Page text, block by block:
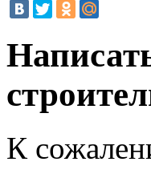
К